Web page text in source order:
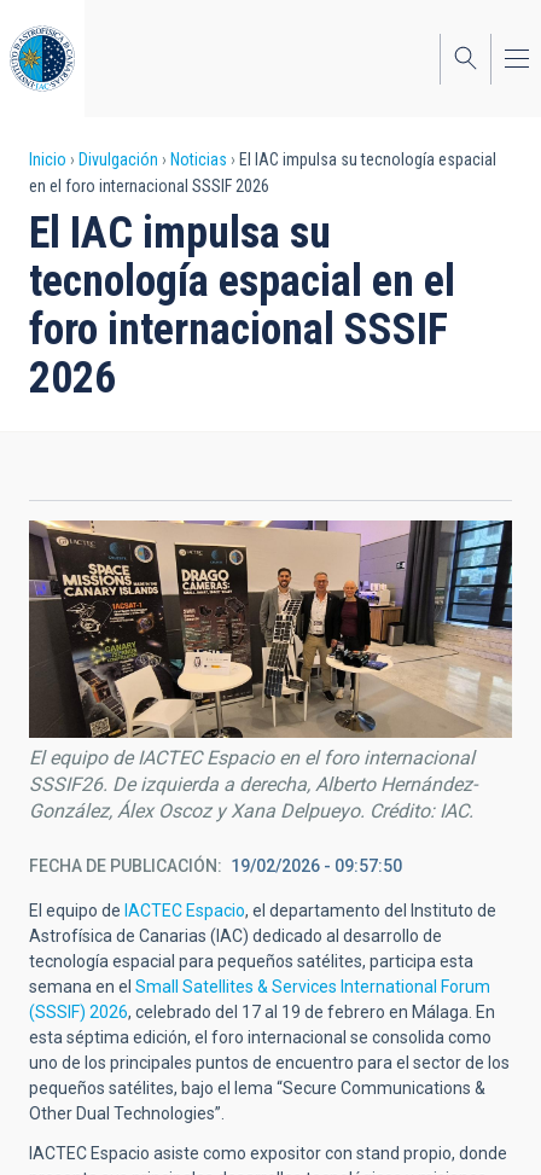
al
contenido
principal
Sobrescribir
enlaces
de
ayuda
a
la
Inicio Divulgación Noticias
El IAC impulsa su tecnología espacial
en el foro internacional SSSIF 2026
El IAC impulsa su
tecnología espacial en el
foro internacional SSSIF
2026
El equipo de IACTEC Espacio en el foro internacional
SSSIF26. De izquierda a derecha, Alberto Hernández-
González, Álex Oscoz y Xana Delpueyo. Crédito: IAC.
FECHA DE PUBLICACIÓN 19/02/2026 - 09:57:50
El equipo de IACTEC Espacio, el departamento del Instituto de
Astrofísica de Canarias (IAC) dedicado al desarrollo de
tecnología espacial para pequeños satélites, participa esta
semana en el Small Satellites & Services International Forum
(SSSIF) 2026, celebrado del 17 al 19 de febrero en Málaga. En
esta séptima edición, el foro internacional se consolida como
uno de los principales puntos de encuentro para el sector de los
pequeños satélites, bajo el lema “Secure Communications &
Other Dual Technologies”.
IACTEC Espacio asiste como expositor con stand propio, donde